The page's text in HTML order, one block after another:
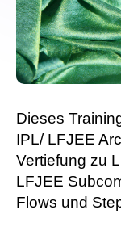
Dieses
IPL/ LFJEE
Vertiefung zu
LFJEE
Flows und